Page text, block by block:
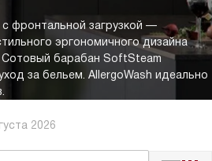
фронтальной загрузкой —
эргономичного дизайна
Сотовый барабан SoftSteam
за бельем. AllergoWash идеально
2026